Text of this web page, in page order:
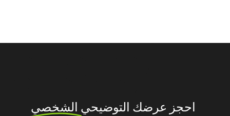
احجز عرضك التوضيحي الشخصي